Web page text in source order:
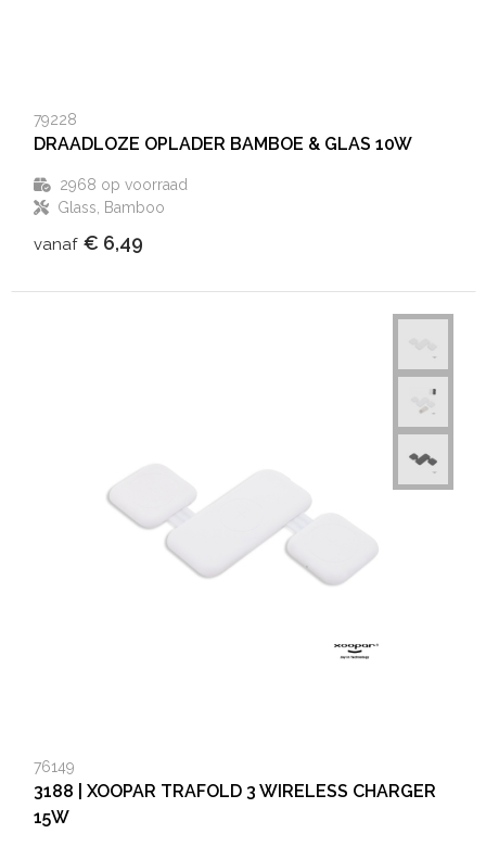
79228
DRAADLOZE OPLADER BAMBOE & GLAS 10W
2968 op voorraad
Glass, Bamboo
vanaf € 6,49
76149
3188 | XOOPAR TRAFOLD 3 WIRELESS CHARGER
15W